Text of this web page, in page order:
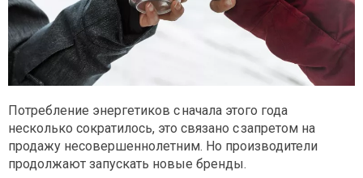
Потребление энергетиков с начала этого года
несколько сократилось, это связано с запретом на
продажу несовершеннолетним. Но производители
продолжают запускать новые бренды.